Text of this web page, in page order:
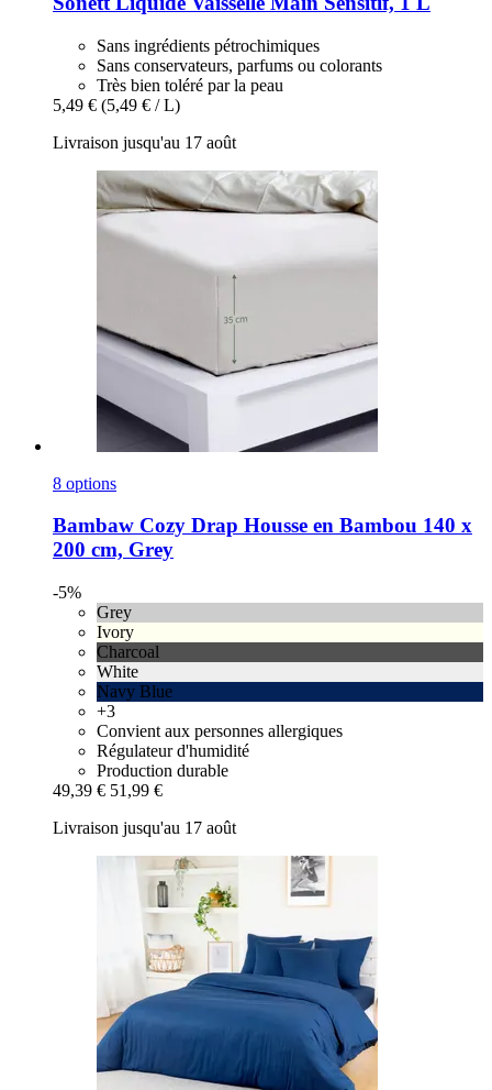
Sans ingrédients pétrochimiques
Sans conservateurs, parfums ou colorants
Très bien toléré par la peau
5,49 € (5,49 € / L)
Livraison jusqu'au 17 août
8 options
Bambaw Cozy Drap Housse en Bambou 140 x
200 cm, Grey
-5%
Grey
Ivory
Charcoal
White
Navy Blue
+3
Convient aux personnes allergiques
Régulateur d'humidité
Production durable
49,39 € 51,99 €
Livraison jusqu'au 17 août